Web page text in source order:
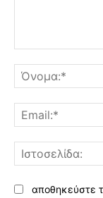
αποθηκεύστε